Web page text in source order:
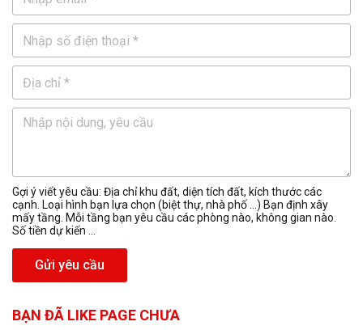
Gợi ý viết yêu cầu: Địa chỉ khu đất, diện tích đất, kích thước các
cạnh. Loại hình bạn lựa chọn (biệt thự, nhà phố …) Bạn định xây
mấy tầng. Mỗi tầng bạn yêu cầu các phòng nào, không gian nào.
Số tiền dự kiến ...
Gửi yêu cầu
BẠN ĐÃ LIKE PAGE CHƯA